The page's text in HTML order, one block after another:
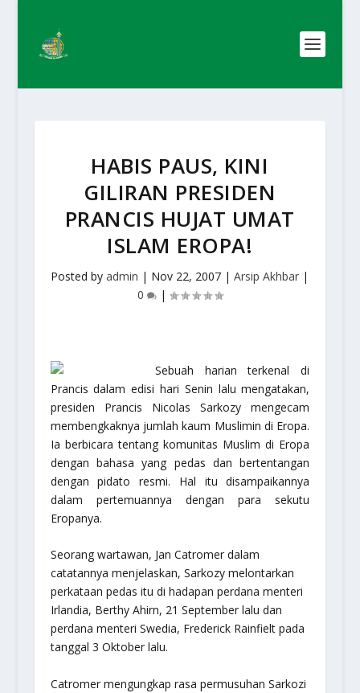
HABIS PAUS, KINI
GILIRAN PRESIDEN
PRANCIS HUJAT UMAT
ISLAM EROPA!
Posted byadmin | Nov 22, 2007 |Arsip Akhbar |
0
|
Sebuah harian terkenal di
Prancis dalam edisi hari Senin lalu mengatakan,
presiden Prancis Nicolas Sarkozy mengecam
membengkaknya jumlah kaum Muslimin di Eropa.
Ia berbicara tentang komunitas Muslim di Eropa
dengan bahasa yang pedas dan bertentangan
dengan pidato resmi. Hal itu disampaikannya
dalam pertemuannya dengan para sekutu
Eropanya.
Seorang wartawan, Jan Catromer dalam
catatannya menjelaskan, Sarkozy melontarkan
perkataan pedas itu di hadapan perdana menteri
Irlandia, Berthy Ahirn, 21 September lalu dan
perdana menteri Swedia, Frederick Rainfielt pada
tanggal 3 Oktober lalu.
Catromer mengungkap rasa permusuhan Sarkozi